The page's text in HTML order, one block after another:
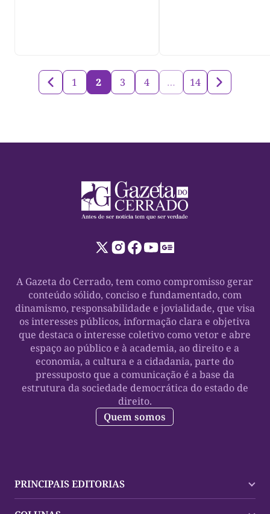
1 2 3 4 … 14
A Gazeta do Cerrado, tem como compromisso gerar
conteúdo sólido, conciso e fundamentado, com
dinamismo, responsabilidade e jovialidade, que visa
os interesses públicos, informação clara e objetiva
que destaca o interesse coletivo como vetor e abre
espaço ao público e à academia, ao direito e a
economia, a cultura e a cidadania, parte do
pressuposto que a comunicação é a base da
estrutura da sociedade democrática do estado de
direito.
Quem somos
PRINCIPAIS EDITORIAS